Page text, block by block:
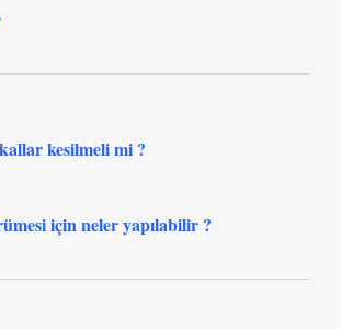
kesilmeli mi ?
için neler yapılabilir ?